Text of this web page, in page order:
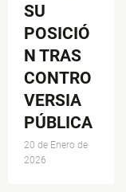
SU
POSICIÓ
N TRAS
CONTRO
VERSIA
PÚBLICA
20 de Enero de
2026